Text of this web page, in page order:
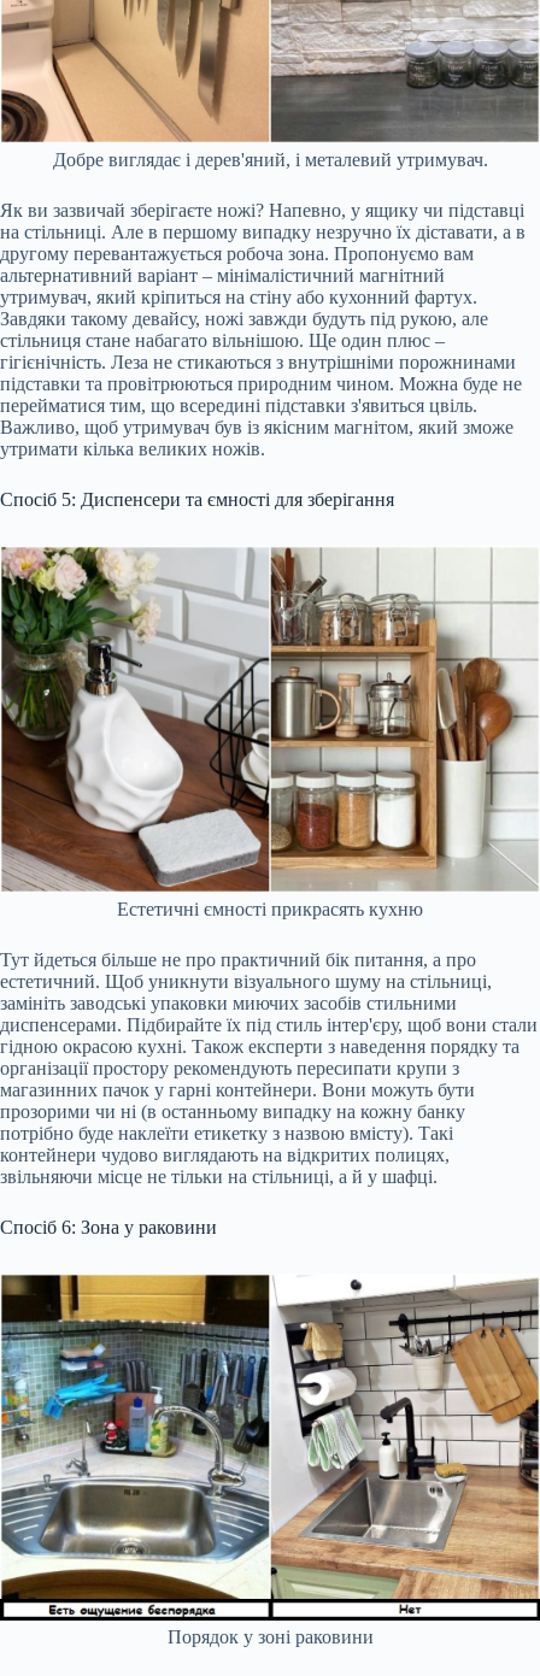
Добре виглядає і дерев'яний, і металевий утримувач.
Як ви зазвичай зберігаєте ножі? Напевно, у ящику чи підставці
на стільниці. Але в першому випадку незручно їх діставати, а в
другому перевантажується робоча зона. Пропонуємо вам
альтернативний варіант – мінімалістичний магнітний
утримувач, який кріпиться на стіну або кухонний фартух.
Завдяки такому девайсу, ножі завжди будуть під рукою, але
стільниця стане набагато вільнішою. Ще один плюс –
гігієнічність. Леза не стикаються з внутрішніми порожнинами
підставки та провітрюються природним чином. Можна буде не
перейматися тим, що всередині підставки з'явиться цвіль.
Важливо, щоб утримувач був із якісним магнітом, який зможе
утримати кілька великих ножів.
Спосіб 5: Диспенсери та ємності для зберігання
Естетичні ємності прикрасять кухню
Тут йдеться більше не про практичний бік питання, а про
естетичний. Щоб уникнути візуального шуму на стільниці,
замініть заводські упаковки миючих засобів стильними
диспенсерами. Підбирайте їх під стиль інтер'єру, щоб вони стали
гідною окрасою кухні. Також експерти з наведення порядку та
організації простору рекомендують пересипати крупи з
магазинних пачок у гарні контейнери. Вони можуть бути
прозорими чи ні (в останньому випадку на кожну банку
потрібно буде наклеїти етикетку з назвою вмісту). Такі
контейнери чудово виглядають на відкритих полицях,
звільняючи місце не тільки на стільниці, а й у шафці.
Спосіб 6: Зона у раковини
Порядок у зоні раковини